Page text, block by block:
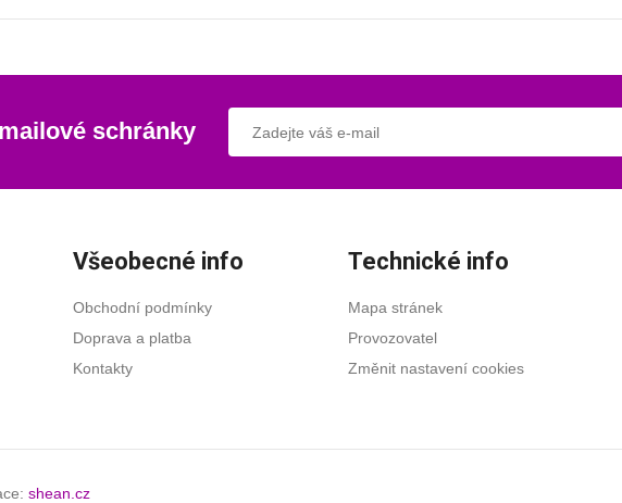
schránky
Všeobecné info
Obchodní podmínky
Doprava a platba
Kontakty
Technické info
Mapa stránek
Provozovatel
Změnit nastavení cookies
shean.cz